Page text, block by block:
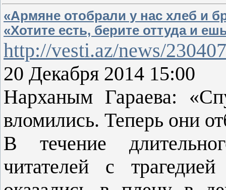
«Армяне отобрали у нас хлеб и
«Хотите есть, берите оттуда и
http://vesti.az/news/
20 Декабря 2014 15:00
Нарханым Гараева:
вломились. Теперь они
В течение
читателей с